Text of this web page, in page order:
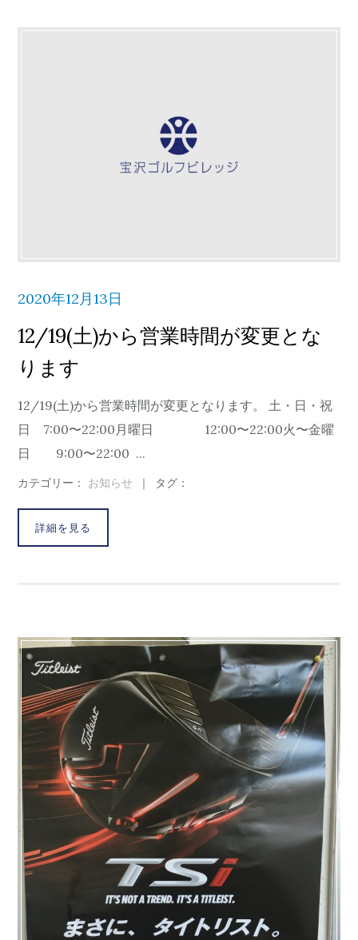
2020年12月13日
12/19(土)から営業時間が変更とな
ります
12/19(土)から営業時間が変更となります。 土・日・祝
日 7:00〜22:00月曜日 12:00〜22:00火〜金曜
日 9:00〜22:00 ...
カテゴリー： お知らせ ｜ タグ：
詳細を見る